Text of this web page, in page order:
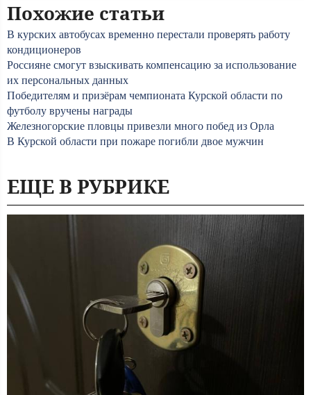
Похожие статьи
В курских автобусах временно перестали проверять работу
кондиционеров
Россияне смогут взыскивать компенсацию за использование
их персональных данных
Победителям и призёрам чемпионата Курской области по
футболу вручены награды
Железногорские пловцы привезли много побед из Орла
В Курской области при пожаре погибли двое мужчин
ЕЩЕ В РУБРИКЕ